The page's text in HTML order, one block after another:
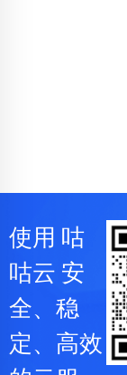
使用 咕
咕云 安
全、稳
定、高效